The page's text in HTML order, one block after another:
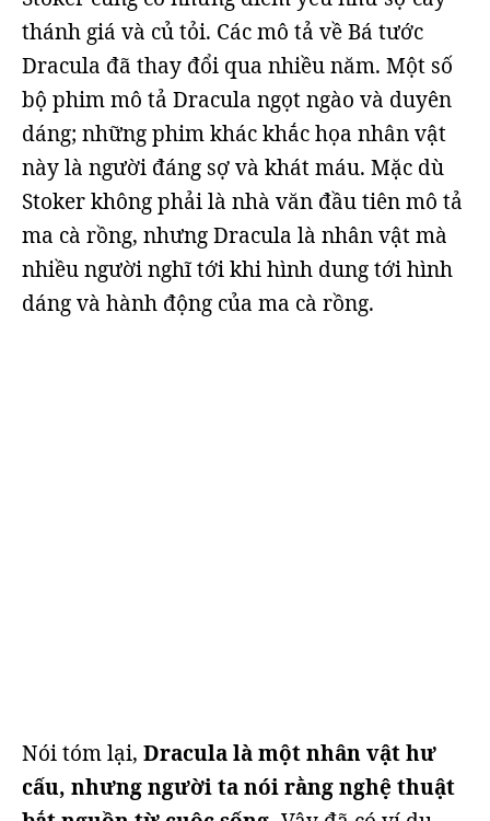
thánh giá và củ tỏi. Các mô tả về Bá tước
Dracula đã thay đổi qua nhiều năm. Một số
bộ phim mô tả Dracula ngọt ngào và duyên
dáng; những phim khác khắc họa nhân vật
này là người đáng sợ và khát máu. Mặc dù
Stoker không phải là nhà văn đầu tiên mô tả
ma cà rồng, nhưng Dracula là nhân vật mà
nhiều người nghĩ tới khi hình dung tới hình
dáng và hành động của ma cà rồng.
Nói tóm lại, Dracula là một nhân vật hư
cấu, nhưng người ta nói rằng nghệ thuật